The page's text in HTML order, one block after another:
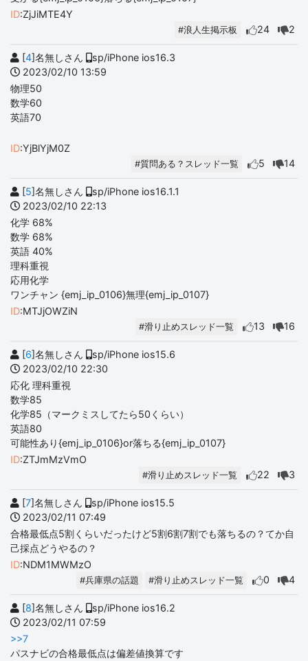
ID:ZjJiMTE4Y
#浪人生掲示板 24 2
[4]名無しさん
sp/iPhone ios16.3
2023/02/10 13:59
物理50
数学60
英語70
ID:YjBlYjM0Z
#質問ある？スレッド一覧 5 14
[5]名無しさん
sp/iPhone ios16.1.1
2023/02/10 22:13
化学 68%
数学 68%
英語 40%
理科重視
応用化学
ワンチャン {emj_ip_0106}無理{emj_ip_0107}
ID:MTJjOWZiN
#滑り止めスレッド一覧 13 16
[6]名無しさん
sp/iPhone ios15.6
2023/02/10 22:30
応化 理科重視
数学85
化学85（マークミスしてたら50くらい）
英語80
可能性あり{emj_ip_0106}or落ちる{emj_ip_0107}
ID:ZTJmMzVmO
#滑り止めスレッド一覧 22 3
[7]名無しさん
sp/iPhone ios15.5
2023/02/11 07:49
合格最低点5割くらいだったけど5割6割7割でも落ちるの？てか自
己採点どうやるの？
ID:NDM1MWMzO
#兵庫県の話題 #滑り止めスレッド一覧 0 4
[8]名無しさん
sp/iPhone ios16.2
2023/02/11 07:59
>>7
パスナビの合格最低点は偏差値換算です